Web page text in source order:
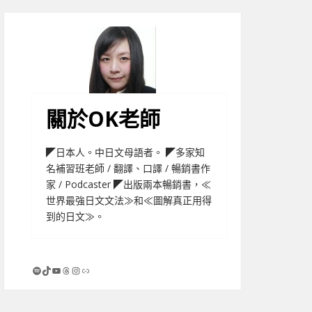
關於OK老師
◤日本人。中日文母語者。 ◤多家知
名補習班老師 / 翻譯、口譯 / 暢銷書作
家 / Podcaster ◤出版兩本暢銷書，≪
世界最強日文文法≫和≪圖解真正用得
到的日文≫。
Spotify
TikTok
YouTube
Threads
Instagram
連結